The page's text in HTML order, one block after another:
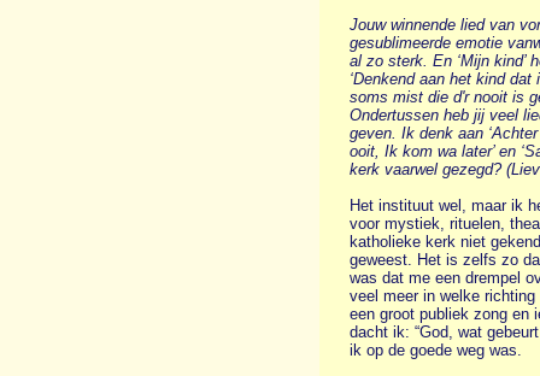
Jouw winnende lied van
gesublimeerde emotie
al zo sterk. En ‘Mijn kind’
‘Denkend aan het kind dat
soms mist die d'r nooit is
Ondertussen heb jij veel
geven. Ik denk aan
ooit, Ik kom wa later’ en
kerk vaarwel gezegd?
Het instituut wel, maar ik
voor mystiek, rituelen,
katholieke kerk niet
geweest. Het is zelfs zo
was dat me een drempel
veel meer in welke
een groot publiek zong en
dacht ik: “God, wat
ik op de goede weg was.